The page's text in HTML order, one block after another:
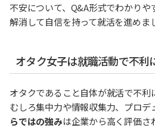
不安について、Q&A形式でわかりや
解消して自信を持って就活を進めま
オタク女子は就職活動で不利
オタクであること自体が就活で不利
むしろ集中力や情報収集力、プロデ
らではの強みは企業から高く評価さ